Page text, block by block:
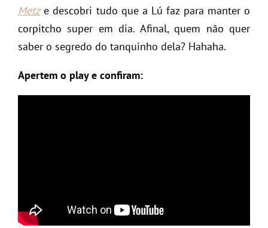
Metze descobri tudo que a Lú faz para manter o
corpitcho super em dia. Afinal, quem não quer
saber o segredo do tanquinho dela? Hahaha.
Apertem o play e confiram: